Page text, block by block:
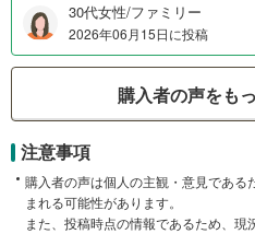
30代女性/ファミリー
2026年06月15日に投稿
購入者の声をも
注意事項
購入者の声は個人の主観・意見であ
まれる可能性があります。
また、投稿時点の情報であるため、現